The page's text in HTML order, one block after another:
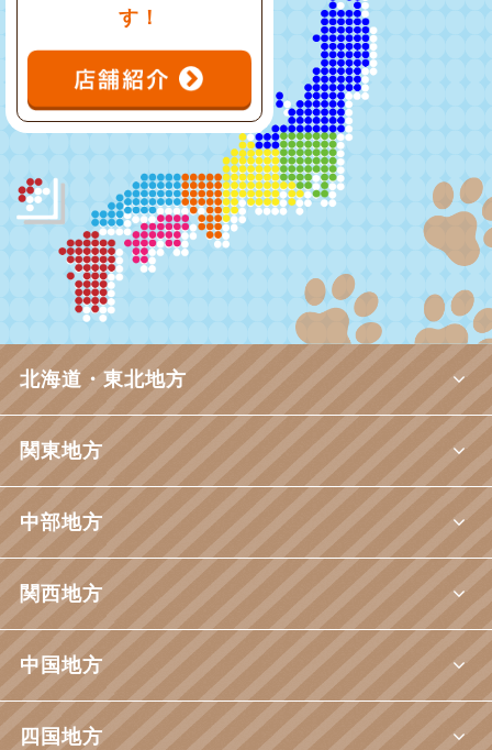
す！
北海道・東北地方
関東地方
中部地方
関西地方
中国地方
四国地方